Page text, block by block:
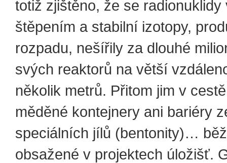
totiž zjištěno, že se radionuklidy
štěpením a stabilní izotopy,
rozpadu, nešířily za dlouhé
svých reaktorů na větší
několik metrů. Přitom jim v
měděné kontejnery ani bariéry
speciálních jílů (bentonity)…
obsažené v projektech úložišť.